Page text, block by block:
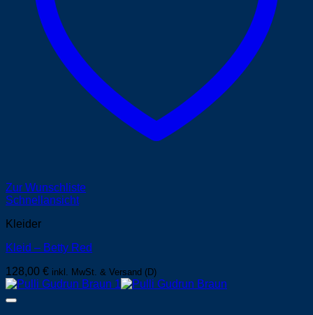
Zur Wunschliste
Schnellansicht
Kleider
Kleid – Betty Red
128,00 € inkl. MwSt. & Versand (D)